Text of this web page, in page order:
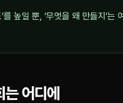
를 높일 뿐, ‘무엇을 왜 만들지’
어디에